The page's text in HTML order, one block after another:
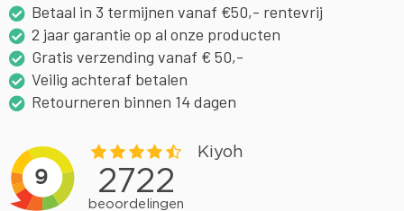
Betaal in 3 termijnen vanaf €50,- rentevrij
2 jaar garantie op al onze producten
Gratis verzending vanaf € 50,-
Veilig achteraf betalen
Retourneren binnen 14 dagen